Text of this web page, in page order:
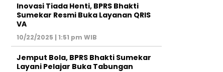
Inovasi Tiada Henti, BPRS Bhakti
Sumekar Resmi Buka Layanan QRIS
VA
10/22/2025 | 1:51 pm WIB
Jemput Bola, BPRS Bhakti Sumekar
Layani Pelajar Buka Tabungan